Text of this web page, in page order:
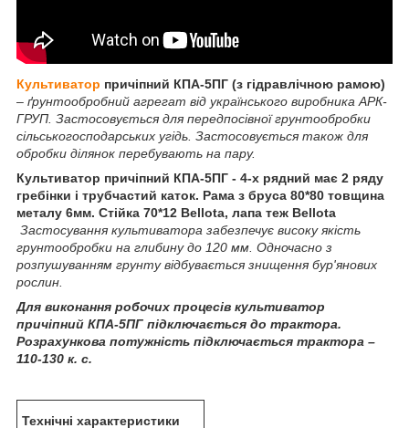
Культиватор причіпний КПА-5ПГ (з гідравлічною рамою)
– ґрунтообробний агрегат від українського виробника АРК-
ГРУП. Застосовується для передпосівної грунтообробки
сільськогосподарських угідь. Застосовується також для
обробки ділянок перебувають на пару.
Культиватор причіпний КПА-5ПГ - 4-х рядний має 2 ряду
гребінки і трубчастий каток. Рама з бруса 80*80 товщина
металу 6мм. Стійка 70*12 Bellota, лапа теж Bellota
Застосування культиватора забезпечує високу якість
грунтообробки на глибину до 120 мм. Одночасно з
розпушуванням грунту відбувається знищення бур'янових
рослин.
Для виконання робочих процесів культиватор
причіпний КПА-5ПГ підключається до трактора.
Розрахункова потужність підключається трактора –
110-130 к. с.
Технічні характеристики